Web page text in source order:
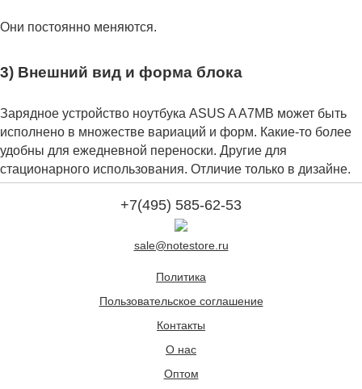
Они постоянно меняются.
3) Внешний вид и форма блока
Зарядное устройство ноутбука ASUS A A7MB может быть
исполнено в множестве вариаций и форм. Какие-то более
удобны для ежедневной переноски. Другие для
стационарного использования. Отличие только в дизайне.
+7(495) 585-62-53
sale@notestore.ru
Политика
Пользовательское соглашение
Контакты
О нас
Оптом